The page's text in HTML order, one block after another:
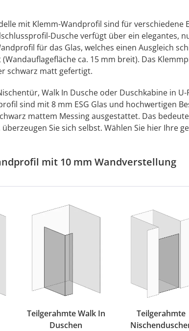
mit Klemm-Wandprofil sind für verschiedene
Dusche verfügt über ein elegantes,
für das Glas, welches einen Ausgleich
ca. 15 mm breit). Das
schwarz matt gefertigt.
Walk In Dusche oder Duschkabine in
sind mit 8 mm ESG Glas und hochwertigen
mattem Messing ausgestattet. Das
Sie sich selbst. Wählen Sie hier Ihre
mit 10 mm Wandverstellung
Teilgerahmte Walk In
Duschen
Teilgerahmte